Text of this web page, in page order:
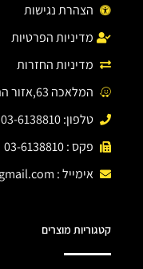
הצהרת נגישות
מדיניות הפרטיות
מדיניות החזרות
המלאכה 63,אזור התעשיה חולון.
טלפון: 03-6138810
פקס : 03-6138810
אימייל :
קטגוריות מוצרים